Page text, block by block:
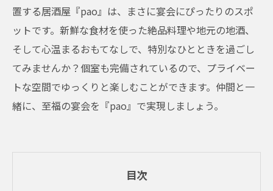
置する居酒屋『pao』は、まさに宴会にぴったりのスポ
ットです。新鮮な食材を使った絶品料理や地元の地酒、
そして心温まるおもてなしで、特別なひとときを過ごし
てみませんか？個室も完備されているので、プライベー
トな空間でゆっくりと楽しむことができます。仲間と一
緒に、至福の宴会を『pao』で実現しましょう。
目次